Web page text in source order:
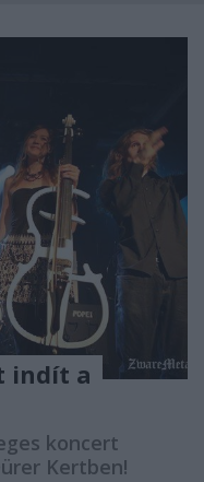
indít a
koncert
Kertben!